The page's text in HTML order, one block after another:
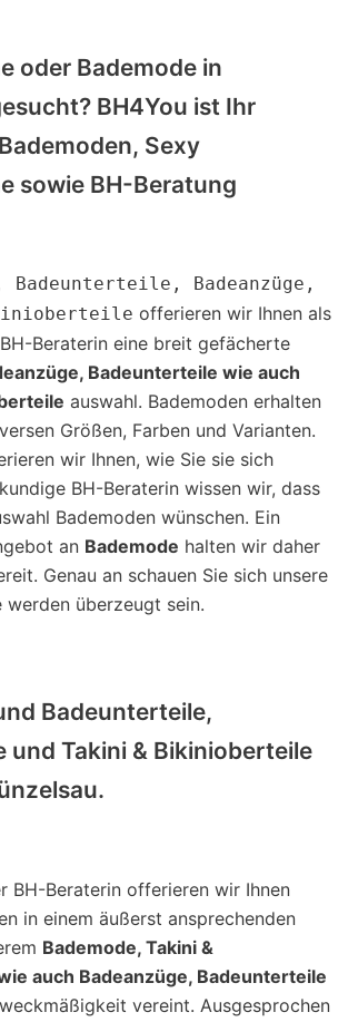
oder Bademode in
BH4You ist Ihr
Sexy
sowie BH-Beratung
Badeunterteile, Badeanzüge,
offerieren wir Ihnen als
Beraterin eine breit gefächerte
Badeunterteile wie auch
auswahl. Bademoden erhalten
Größen, Farben und Varianten.
wir Ihnen, wie Sie sie sich
BH-Beraterin wissen wir, dass
Bademoden wünschen. Ein
an Bademode halten wir daher
Genau an schauen Sie sich unsere
werden überzeugt sein.
Badeunterteile,
und Takini & Bikinioberteile
BH-Beraterin offerieren wir Ihnen
in einem äußerst ansprechenden
Bademode, Takini &
auch Badeanzüge, Badeunterteile
vereint. Ausgesprochen